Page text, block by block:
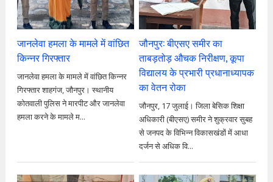
जानलेवा हमला के मामले में वांछित
किन्नर गिरफ्तार
जानलेवा हमला के मामले में वांछित किन्नर
गिरफ्तार शाहगंज, जौनपुर। स्थानीय
कोतवाली पुलिस ने मारपीट और जानलेवा
हमला करने के मामले म...
जौनपुर: बीएसए समीर का
ताबड़तोड़ औचक निरीक्षण, कूपा
विद्यालय के प्रभारी प्रधानाध्यापक
का वेतन रोका
जौनपुर, 17 जुलाई। जिला बेसिक शिक्षा
अधिकारी (बीएसए) समीर ने शुक्रवार सुबह
से जनपद के विभिन्न विकासखंडों में आधा
दर्जन से अधिक वि...